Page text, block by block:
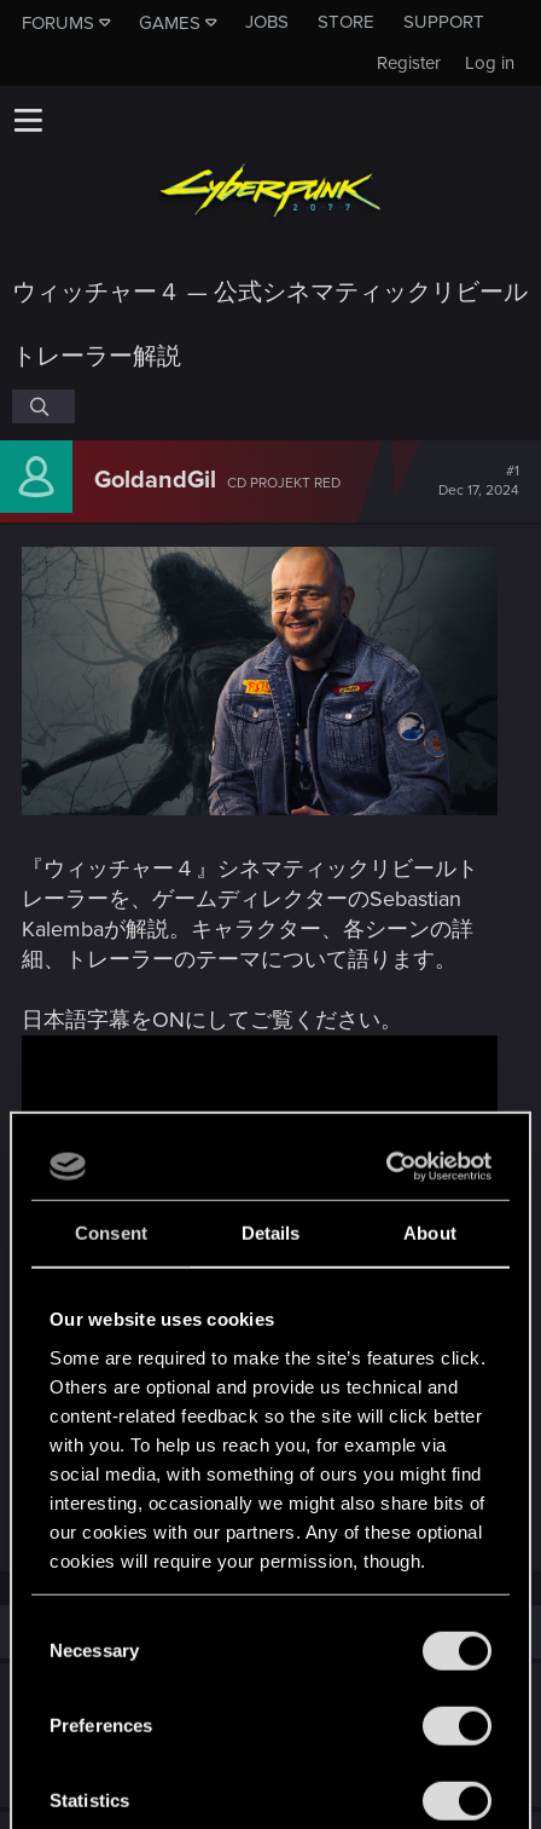
Consent Details About
Our website uses cookies
Some are required to make the site’s features click.
Others are optional and provide us technical and
content-related feedback so the site will click better
with you. To help us reach you, for example via
social media, with something of ours you might find
interesting, occasionally we might also share bits of
our cookies with our partners. Any of these optional
cookies will require your permission, though.
and tweak your preferences regarding them in the
Necessary
Preferences
Statistics
FORUMS GAMES JOBS STORE
SUPPORT
Log in
Register
ウィッチャー４ — 公式シネマティックリビール
トレーラー解説
GoldandGil CD PROJEKT RED
#1
Dec 17, 2024
『ウィッチャー４』シネマティックリビールト
レーラーを、ゲームディレクターのSebastian
Kalembaが解説。キャラクター、各シーンの詳
細、トレーラーのテーマについて語ります。
日本語字幕をONにしてご覧ください。
『ウィッチャー４』はシングルプレイ専用のオ
ープンワールドRPG――『サイバーパンク2077』
および『ウィッチャー３ ワイルドハント』の制
作を手掛けたCD PROJEKT REDが贈る最新作。
Last edited:Feb 20, 2025
R
a
o
pinoko
べ』発表